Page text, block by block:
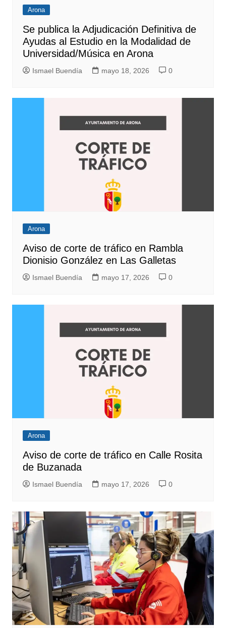
Arona
Se publica la Adjudicación Definitiva de
Ayudas al Estudio en la Modalidad de
Universidad/Música en Arona
Ismael Buendía mayo 18, 2026 0
Arona
Aviso de corte de tráfico en Rambla
Dionisio González en Las Galletas
Ismael Buendía mayo 17, 2026 0
Arona
Aviso de corte de tráfico en Calle Rosita
de Buzanada
Ismael Buendía mayo 17, 2026 0